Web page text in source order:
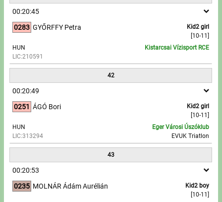
00:20:45
0283
Kid2 girl
[10-11]
GYŐRFFY Petra
HUN
LIC:210591
Kistarcsai Vízisport RCE
42
00:20:49
0251
Kid2 girl
[10-11]
ÁGÓ Bori
HUN
LIC:313294
Eger Városi Úszóklub
EVUK Triatlon
43
00:20:53
0235
Kid2 boy
[10-11]
MOLNÁR Ádám Aurélián